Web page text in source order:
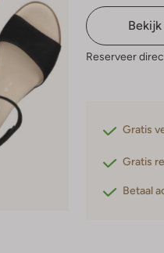
Reserveer
Gratis
Gratis
Betaal